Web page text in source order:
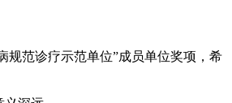
规范诊疗示范单位”成员单位奖项，希